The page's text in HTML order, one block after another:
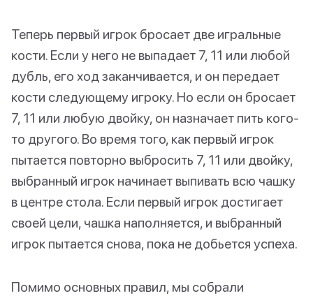
Теперь первый игрок бросает две игральные
кости. Если у него не выпадает 7, 11 или любой
дубль, его ход заканчивается, и он передает
кости следующему игроку. Но если он бросает
7, 11 или любую двойку, он назначает пить кого-
то другого. Во время того, как первый игрок
пытается повторно выбросить 7, 11 или двойку,
выбранный игрок начинает выпивать всю чашку
в центре стола. Если первый игрок достигает
своей цели, чашка наполняется, и выбранный
игрок пытается снова, пока не добьется успеха.
Помимо основных правил, мы собрали